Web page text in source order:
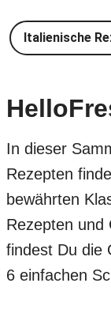
Italienische
In dieser
Rezepten
bewährten
Rezepten und
findest Du die
6 einfachen